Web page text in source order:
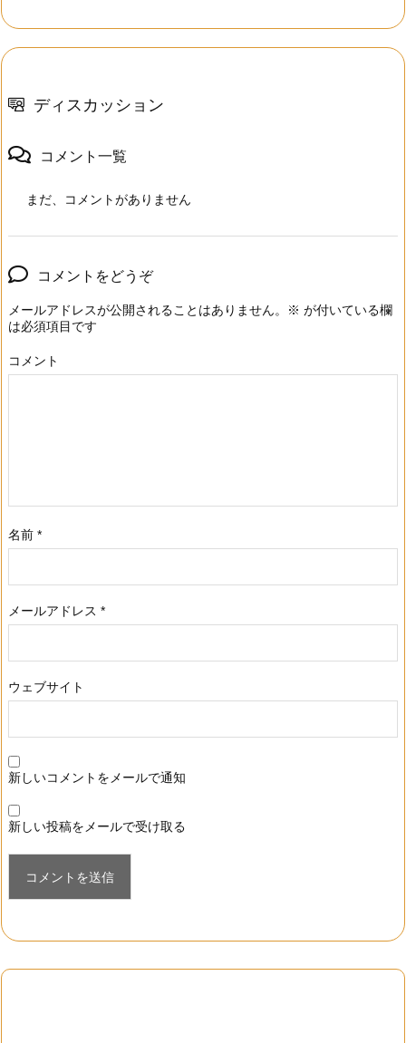
ディスカッション
コメント一覧
まだ、コメントがありません
コメントをどうぞ
メールアドレスが公開されることはありません。 ※ が付いている欄
は必須項目です
コメント
名前 *
メールアドレス *
ウェブサイト
新しいコメントをメールで通知
新しい投稿をメールで受け取る